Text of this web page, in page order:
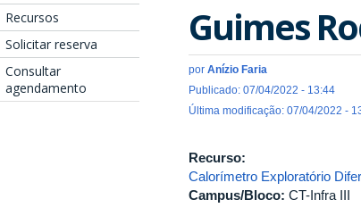
Recursos
Solicitar reserva
Consultar
agendamento
Guimes
por Anízio Faria
Publicado: 07/04/2022 - 13:44
Última modificação: 07/04/2022 -
Recurso:
Calorímetro Exploratório
Campus/Bloco: CT-Infra III